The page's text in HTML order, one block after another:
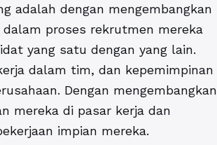
adalah dengan mengembangkan
proses rekrutmen mereka
yang satu dengan yang lain.
dalam tim, dan kepemimpinan
Dengan mengembangkan
mereka di pasar kerja dan
impian mereka.